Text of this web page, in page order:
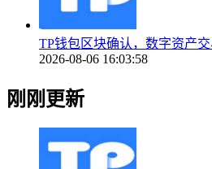
TP钱包区块确认，数字资产
2026-08-06 16:03:58
刚刚更新